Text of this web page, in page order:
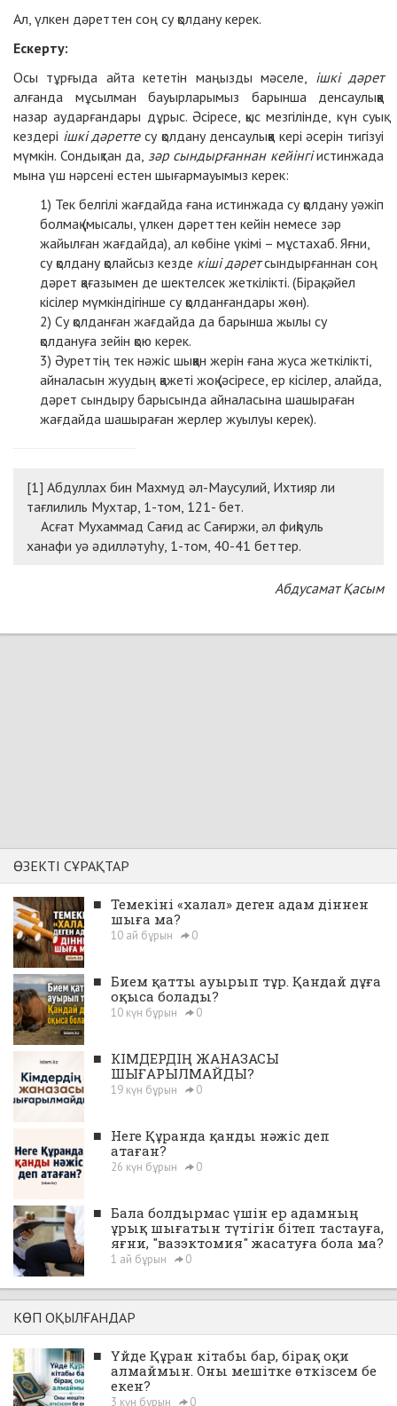
Ал, үлкен дәреттен соң су қолдану керек.
Ескерту:
Осы тұрғыда айта кететін маңызды мәселе, ішкі дәрет
алғанда мұсылман бауырларымыз барынша денсаулыққа
назар аударғандары дұрыс. Әсіресе, қыс мезгілінде, күн суық
кездері ішкі дәреттесу қолдану денсаулыққа кері әсерін тигізуі
мүмкін. Сондықтан да, зәр сындырғаннан кейінгіистинжада
мына үш нәрсені естен шығармауымыз керек:
Тек белгілі жағдайда ғана истинжада су қолдану уәжіп
болмақ (мысалы, үлкен дәреттен кейін немесе зәр
жайылған жағдайда), ал көбіне үкімі – мұстахаб. Яғни,
су қолдану қолайсыз кезде кіші дәретсындырғаннан соң
дәрет қағазымен де шектелсек жеткілікті. (Бірақ, әйел
кісілер мүмкіндігінше су қолданғандары жөн).
Су қолданған жағдайда да барынша жылы су
қолдануға зейін қою керек.
Әуреттің тек нәжіс шыққан жерін ғана жуса жеткілікті,
айналасын жуудың қажеті жоқ (әсіресе, ер кісілер, алайда,
дәрет сындыру барысында айналасына шашыраған
жағдайда шашыраған жерлер жуылуы керек).
[1] Абдуллах бин Махмуд әл-Маусулий, Ихтияр ли
тағлилиль Мухтар, 1-том, 121- бет.
Асғат Мухаммад Сағид ас Сағиржи, әл фиқһуль
ханафи уә әдилләтуһу, 1-том, 40-41 беттер.
Абдусамат Қасым
ӨЗЕКТІ СҰРАҚТАР
■ Темекіні «халал» деген адам діннен
шыға ма?
10 ай бұрын 0
■ Бием қатты ауырып тұр. Қандай дұға
оқыса болады?
10 күн бұрын 0
■ КІМДЕРДІҢ ЖАНАЗАСЫ
ШЫҒАРЫЛМАЙДЫ?
19 күн бұрын 0
■ Неге Құранда қанды нәжіс деп
атаған?
26 күн бұрын 0
■ Бала болдырмас үшін ер адамның
ұрық шығатын түтігін бітеп тастауға,
яғни, "вазэктомия" жасатуға бола ма?
1 ай бұрын 0
КӨП ОҚЫЛҒАНДАР
■ Үйде Құран кітабы бар, бірақ оқи
алмаймын. Оны мешітке өткізсем бе
екен?
3 күн бұрын 0